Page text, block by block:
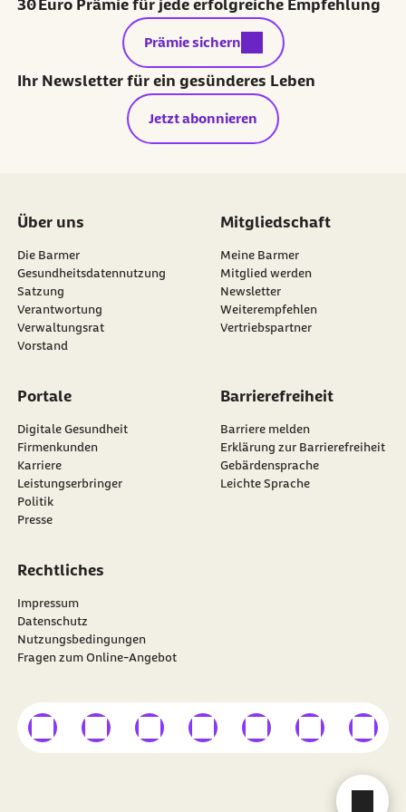
30 Euro Prämie für jede erfolgreiche Empfehlung
externer Link:
Prämie sichern
Ihr Newsletter für ein gesünderes Leben
Jetzt abonnieren
Über uns
Die Barmer
Gesundheitsdatennutzung
Satzung
Verantwortung
Verwaltungsrat
Vorstand
Mitgliedschaft
Meine Barmer
Mitglied werden
Newsletter
externer Link:
Weiterempfehlen
Vertriebspartner
Portale
Digitale Gesundheit
Firmenkunden
Karriere
Leistungserbringer
Politik
Presse
Barrierefreiheit
Barriere melden
Erklärung zur Barrierefreiheit
Gebärdensprache
Leichte Sprache
Rechtliches
Impressum
Datenschutz
Nutzungsbedingungen
Fragen zum Online-Angebot
Besuchen Sie dieBARMER auf
externer Linkexterner Linkexterner Linkexterner Linkexterner Linkexterner Link